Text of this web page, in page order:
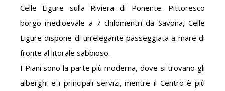
Celle Ligure sulla Riviera di Ponente. Pittoresco
borgo medioevale a 7 chilomentri da Savona, Celle
Ligure dispone di un’elegante passeggiata a mare di
fronte al litorale sabbioso.
I Piani sono la parte più moderna, dove si trovano gli
alberghi e i principali servizi, mentre il Centro è più